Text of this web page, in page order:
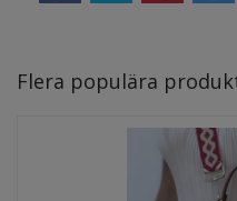
Flera populära